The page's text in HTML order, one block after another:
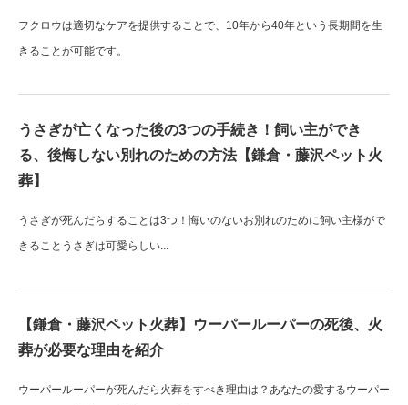
フクロウは適切なケアを提供することで、10年から40年という長期間を生
きることが可能です。
うさぎが亡くなった後の3つの手続き！飼い主ができ
る、後悔しない別れのための方法【鎌倉・藤沢ペット火
葬】
うさぎが死んだらすることは3つ！悔いのないお別れのために飼い主様がで
きることうさぎは可愛らしい...
【鎌倉・藤沢ペット火葬】ウーパールーパーの死後、火
葬が必要な理由を紹介
ウーパールーパーが死んだら火葬をすべき理由は？あなたの愛するウーパー